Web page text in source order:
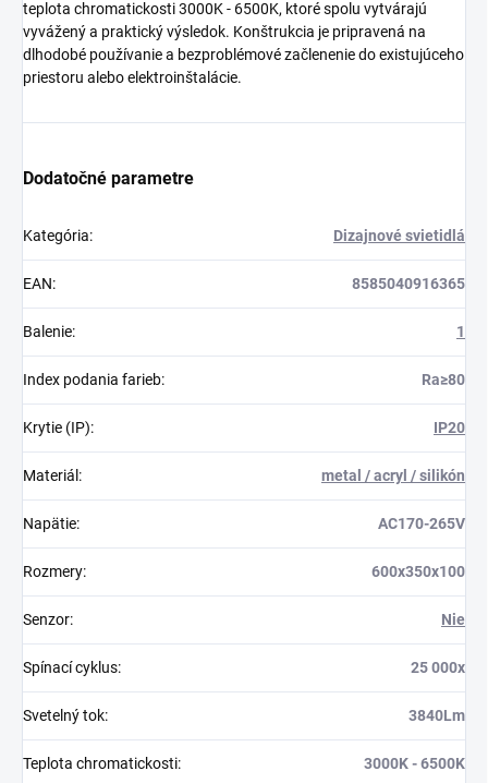
teplota chromatickosti 3000K - 6500K, ktoré spolu vytvárajú
vyvážený a praktický výsledok. Konštrukcia je pripravená na
dlhodobé používanie a bezproblémové začlenenie do existujúceho
priestoru alebo elektroinštalácie.
Dodatočné parametre
Kategória: Dizajnové svietidlá
EAN: 8585040916365
Balenie: 1
Index podania farieb: Ra≥80
Krytie (IP): IP20
Materiál : metal / acryl / silikón
Napätie: AC170-265V
Rozmery: 600x350x100
Senzor: Nie
Spínací cyklus: 25 000x
Svetelný tok: 3840Lm
Teplota chromatickosti: 3000K - 6500K